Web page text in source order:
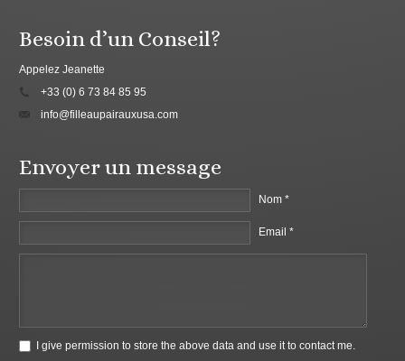
Besoin d’un Conseil?
Appelez Jeanette
+33 (0) 6 73 84 85 95
info@filleaupairauxusa.com
Envoyer un message
Nom *
Email *
I give permission to store the above data and use it to contact me.